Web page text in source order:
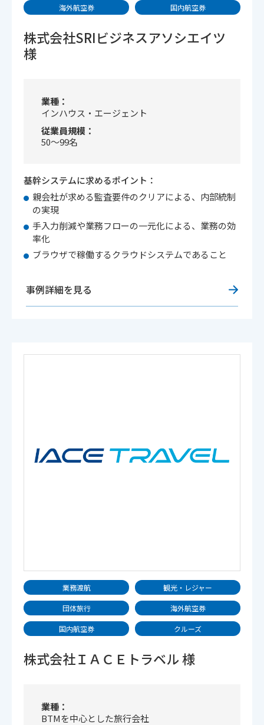
海外航空券 国内航空券
株式会社SRIビジネスアソシエイツ
様
業種
インハウス・エージェント
従業員規模
50〜99名
基幹システムに求めるポイント：
親会社が求める監査要件のクリアによる、内部統制
の実現
手入力削減や業務フローの一元化による、業務の効
率化
ブラウザで稼働するクラウドシステムであること
事例詳細を見る
業務渡航 観光・レジャー
団体旅行 海外航空券
国内航空券 クルーズ
株式会社ＩＡＣＥトラベル 様
業種
BTMを中心とした旅行会社